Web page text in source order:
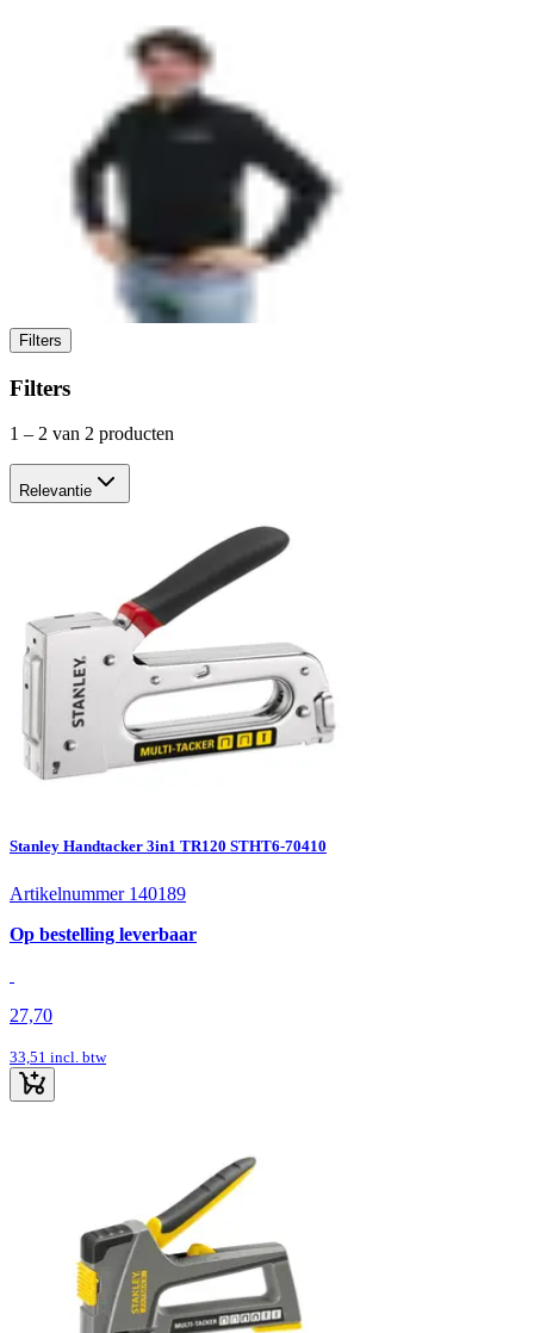
Filters
Filters
1 – 2 van 2 producten
Relevantie
Stanley Handtacker 3in1 TR120 STHT6-70410
Artikelnummer 140189
Op bestelling leverbaar
27,70
33,51 incl. btw